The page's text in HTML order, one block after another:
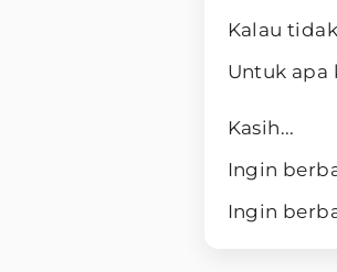
Kalau
Untuk apa
Kasih...
Ingin
Ingin